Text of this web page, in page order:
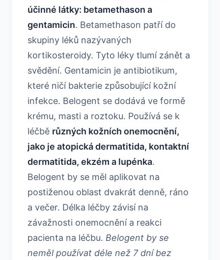
účinné látky: betamethason a
gentamicin. Betamethason patří do
skupiny léků nazývaných
kortikosteroidy. Tyto léky tlumí zánět a
svědění. Gentamicin je antibiotikum,
které ničí bakterie způsobující kožní
infekce. Belogent se dodává ve formě
krému, masti a roztoku. Používá se k
léčbě různých kožních onemocnění,
jako je atopická dermatitida, kontaktní
dermatitida, ekzém a lupénka.
Belogent by se měl aplikovat na
postiženou oblast dvakrát denně, ráno
a večer. Délka léčby závisí na
závažnosti onemocnění a reakci
pacienta na léčbu. Belogent by se
neměl používat déle než 7 dní bez